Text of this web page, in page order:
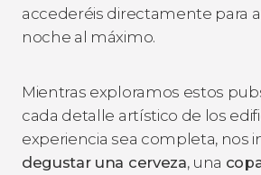
accederéis directamente para
noche al máximo.
Mientras exploramos estos
cada detalle artístico de los
experiencia sea completa, nos
degustar una cerveza, una